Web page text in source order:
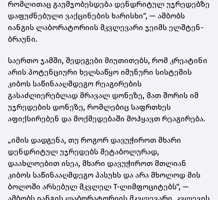
რომლითაც გაუმჯობესდება დენდრიტულ უჯრედებზე
დაფუძნებული ვაქცინების ხარისხი“, — ამბობს
იანგის ლაბორატორიის მკვლევარი ჯეიმს ელშტენ-
ბრაუნი.
საერთო ჯამში, შედეგები მიუთითებს, რომ კრეატინი
არის პოტენციური ხელსაწყო იმუნური სისტემის
კიბოს საწინააღმდეგო რეაგირების
გასაძლიერებლად მრავალ დონეზე, მათ შორის იმ
უჯრედების დონეზე, რომლებიც საფრთხეს
აფიქსირებენ და მოქმედებაში მოჰყავთ რეაგირება.
„იმის დადგენა, თუ როგორ დავუჭიროთ მხარი
დენდრიტულ უჯრედებს მეტაბოლურად,
დაახლოებით ისეა, მხარი დავუჭიროთ მთლიან
კიბოს საწინააღმდეგო პასუხს და არა მხოლოდ მის
ბოლოში არსებულ მკვლელ T-ლიმფოციტებს“, —
ამბობს იანგის ლაბორატორიის მკვლევარი, კვლევის